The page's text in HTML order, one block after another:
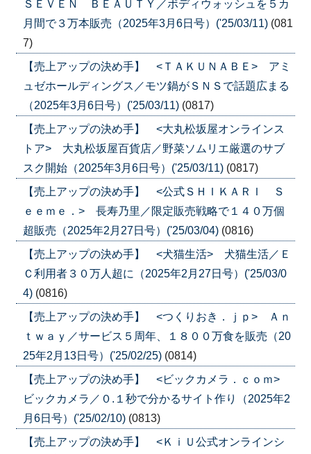
ＳＥＶＥＮ ＢＥＡＵＴＹ／ボディウォッシュを５カ
月間で３万本販売（2025年3月6日号）('25/03/11) (081
7)
【売上アップの決め手】 <ＴＡＫＵＮＡＢＥ> アミ
ュゼホールディングス／モツ鍋がＳＮＳで話題広まる
（2025年3月6日号）('25/03/11) (0817)
【売上アップの決め手】 <大丸松坂屋オンラインス
トア> 大丸松坂屋百貨店／野菜ソムリエ厳選のサブ
スク開始（2025年3月6日号）('25/03/11) (0817)
【売上アップの決め手】 <公式ＳＨＩＫＡＲＩ Ｓ
ｅｅｍｅ．> 長寿乃里／限定販売戦略で１４０万個
超販売（2025年2月27日号）('25/03/04) (0816)
【売上アップの決め手】 <犬猫生活> 犬猫生活／Ｅ
Ｃ利用者３０万人超に（2025年2月27日号）('25/03/0
4) (0816)
【売上アップの決め手】 <つくりおき．ｊｐ> Ａｎ
ｔｗａｙ／サービス５周年、１８００万食を販売（20
25年2月13日号）('25/02/25) (0814)
【売上アップの決め手】 <ビックカメラ．ｃｏｍ>
ビックカメラ／０.１秒で分かるサイト作り（2025年2
月6日号）('25/02/10) (0813)
【売上アップの決め手】 <ＫｉＵ公式オンラインシ